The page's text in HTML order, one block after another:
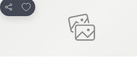
Distribuiți
Adăugaţi la favorite